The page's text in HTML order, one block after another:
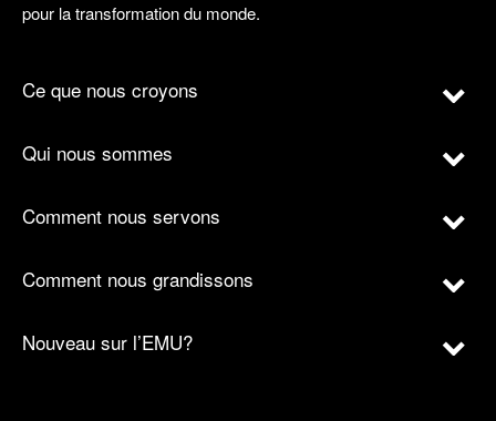
pour la transformation du monde.
Ce que nous croyons
Qui nous sommes
Comment nous servons
Comment nous grandissons
Nouveau sur l’EMU?